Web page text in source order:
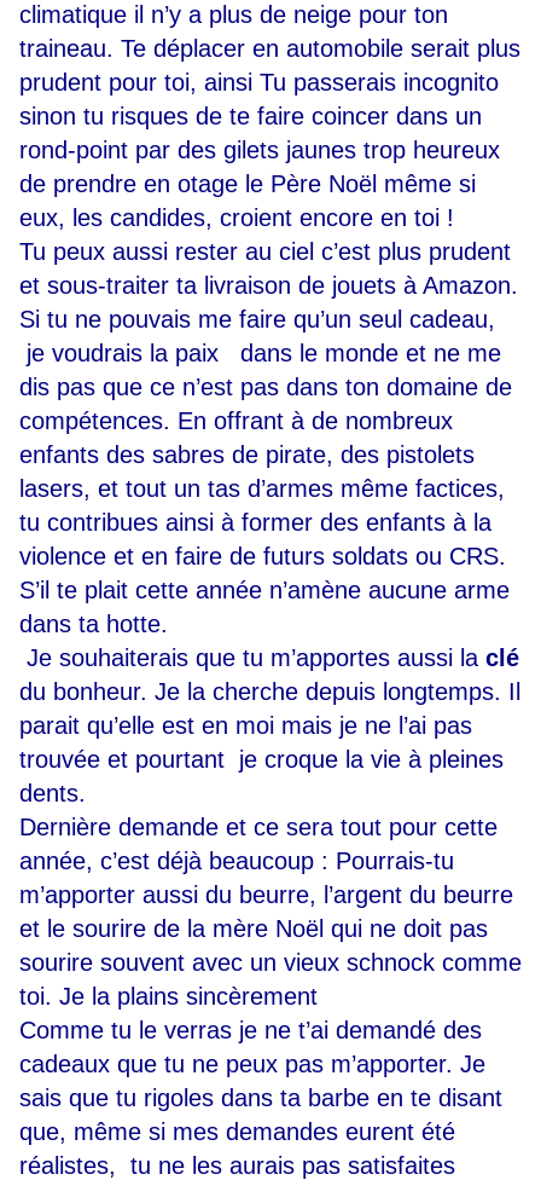
climatique il n’y a plus de neige pour ton
traineau. Te déplacer en automobile serait plus
prudent pour toi, ainsi Tu passerais incognito
sinon tu risques de te faire coincer dans un
rond-point par des gilets jaunes trop heureux
de prendre en otage le Père Noël même si
eux, les candides, croient encore en toi !
Tu peux aussi rester au ciel c’est plus prudent
et sous-traiter ta livraison de jouets à Amazon.
Si tu ne pouvais me faire qu’un seul cadeau,
je voudrais la paix dans le monde et ne me
dis pas que ce n’est pas dans ton domaine de
compétences. En offrant à de nombreux
enfants des sabres de pirate, des pistolets
lasers, et tout un tas d’armes même factices,
tu contribues ainsi à former des enfants à la
violence et en faire de futurs soldats ou CRS.
S’il te plait cette année n’amène aucune arme
dans ta hotte.
Je souhaiterais que tu m’apportes aussi la clé
du bonheur. Je la cherche depuis longtemps. Il
parait qu’elle est en moi mais je ne l’ai pas
trouvée et pourtant je croque la vie à pleines
dents.
Dernière demande et ce sera tout pour cette
année, c’est déjà beaucoup : Pourrais-tu
m’apporter aussi du beurre, l’argent du beurre
et le sourire de la mère Noël qui ne doit pas
sourire souvent avec un vieux schnock comme
toi. Je la plains sincèrement
Comme tu le verras je ne t’ai demandé des
cadeaux que tu ne peux pas m’apporter. Je
sais que tu rigoles dans ta barbe en te disant
que, même si mes demandes eurent été
réalistes, tu ne les aurais pas satisfaites